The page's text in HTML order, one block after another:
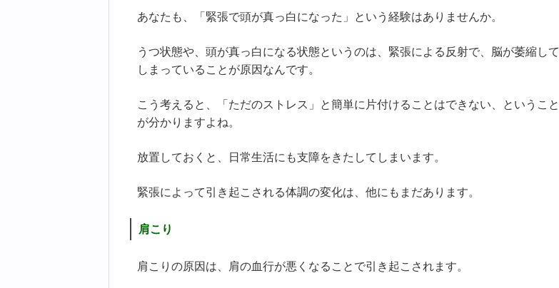
あなたも、「緊張で頭が真っ白になった」という経験はありませんか。
うつ状態や、頭が真っ白になる状態というのは、緊張による反射で、脳が萎縮して
しまっていることが原因なんです。
こう考えると、「ただのストレス」と簡単に片付けることはできない、ということ
が分かりますよね。
放置しておくと、日常生活にも支障をきたしてしまいます。
緊張によって引き起こされる体調の変化は、他にもまだあります。
肩こり
肩こりの原因は、肩の血行が悪くなることで引き起こされます。